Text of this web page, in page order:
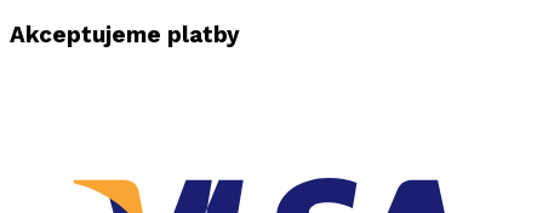
Akceptujeme platby